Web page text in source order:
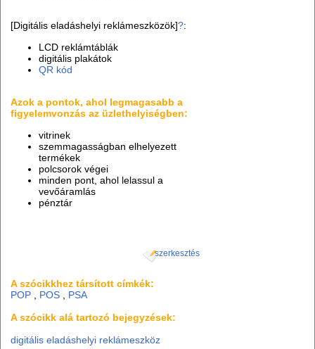
[Digitális eladáshelyi reklámeszközök]?:
LCD reklámtáblák
digitális plakátok
QR kód
Azok a pontok, ahol legmagasabb a
figyelemvonzás az üzlethelyiségben:
vitrinek
szemmagasságban elhelyezett
termékek
polcsorok végei
minden pont, ahol lelassul a
vevőáramlás
pénztár
szerkesztés
A szócikkhez társított címkék:
POP
POS
PSA
A szócikk alá tartozó bejegyzések:
digitális eladáshelyi reklámeszköz